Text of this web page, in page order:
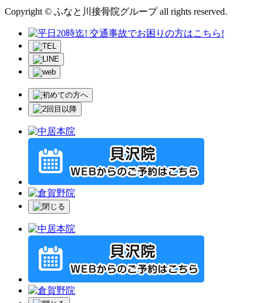
Copyright © ふなと川接骨院グループ all rights reserved.